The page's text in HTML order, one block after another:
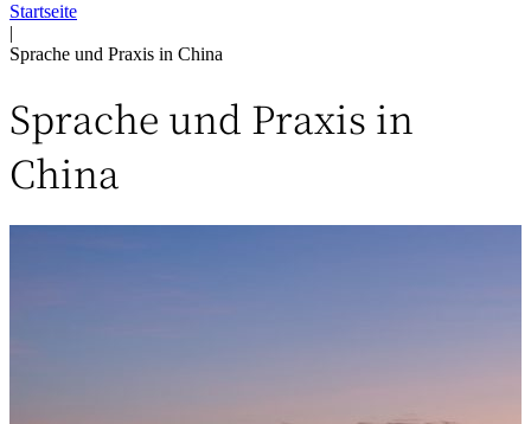
Startseite
|
Sprache und Praxis in China
Sprache und Praxis in
China